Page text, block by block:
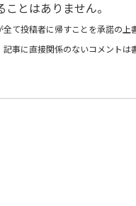
とはありません。
て投稿者に帰すことを承諾の
事に直接関係のないコメントは